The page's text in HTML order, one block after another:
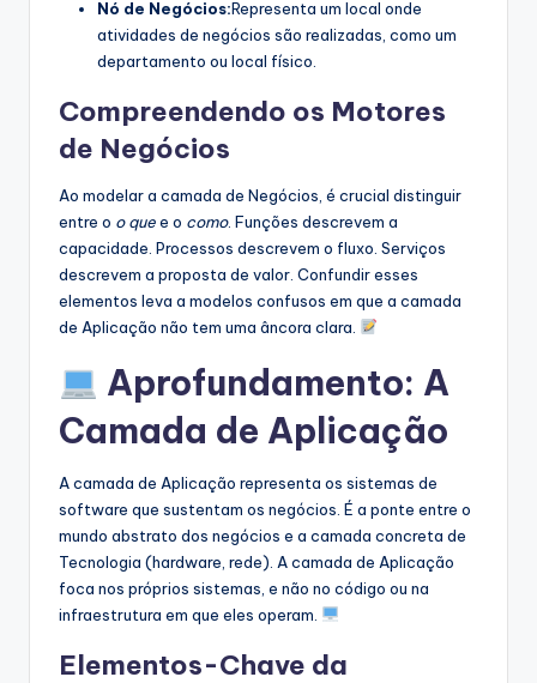
Nó de Negócios:Representa um local onde
atividades de negócios são realizadas, como um
departamento ou local físico.
Compreendendo os Motores
de Negócios
Ao modelar a camada de Negócios, é crucial distinguir
entre o o quee o como. Funções descrevem a
capacidade. Processos descrevem o fluxo. Serviços
descrevem a proposta de valor. Confundir esses
elementos leva a modelos confusos em que a camada
de Aplicação não tem uma âncora clara.
Aprofundamento: A
Camada de Aplicação
A camada de Aplicação representa os sistemas de
software que sustentam os negócios. É a ponte entre o
mundo abstrato dos negócios e a camada concreta de
Tecnologia (hardware, rede). A camada de Aplicação
foca nos próprios sistemas, e não no código ou na
infraestrutura em que eles operam.
Elementos-Chave da